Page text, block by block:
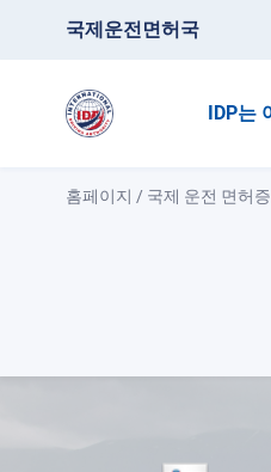
국제운전면허국
IDP는
홈페이지 / 국제 운전 면허